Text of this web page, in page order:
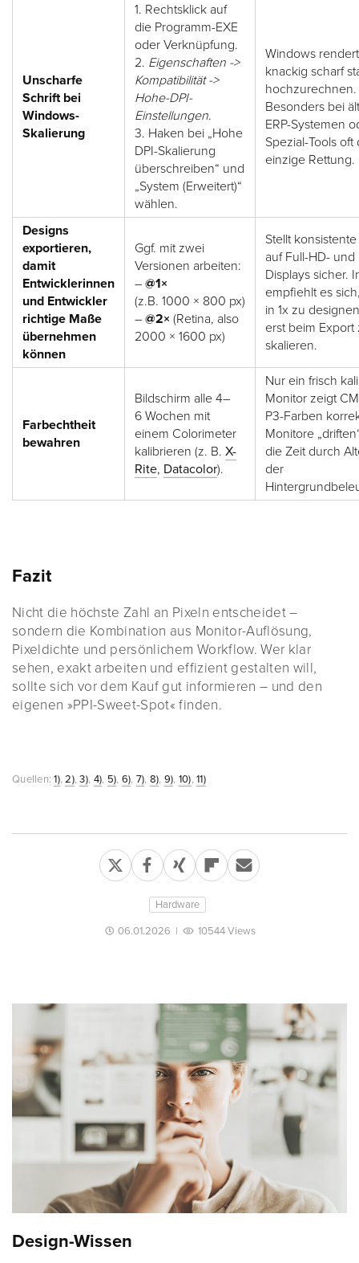
Unscharfe
Schrift bei
Windows-
Skalierung
1. Rechtsklick auf
die Programm-EXE
oder Verknüpfung.
2. Eigenschaften ->
Kompatibilität ->
Hohe-DPI-
Einstellungen.
3. Haken bei „Hohe
DPI-Skalierung
überschreiben“ und
„System (Erweitert)“
wählen.
Windows
knackig scharf
hochzurechnen.
Besonders bei
ERP-Systemen
Spezial-Tools oft
einzige Rettung.
Designs
exportieren,
damit
Entwicklerinnen
und Entwickler
richtige Maße
übernehmen
können
Ggf. mit zwei
Versionen arbeiten:
– @1×
(z.B. 1000 × 800 px)
– @2× (Retina, also
2000 × 1600 px)
Stellt
auf Full-HD- und
Displays sicher.
empfiehlt es
in 1x zu
erst beim Export
skalieren.
Farbechtheit
bewahren
Bildschirm alle 4–
6 Wochen mit
einem Colorimeter
kalibrieren (z. B. X-
Rite, Datacolor).
Nur ein frisch
Monitor zeigt
P3-Farben
Monitore
die Zeit durch
der
Fazit
Nicht die höchste Zahl an Pixeln entscheidet –
sondern die Kombination aus Monitor-Auflösung,
Pixeldichte und persönlichem Workflow. Wer klar
sehen, exakt arbeiten und effizient gestalten will,
sollte sich vor dem Kauf gut informieren – und den
eigenen »PPI-Sweet-Spot« finden.
Quellen:1),2),3), 4), 5), 6), 7), 8), 9), 10),11)
Hardware
06.01.2026 | 10544 Views
Design-Wissen